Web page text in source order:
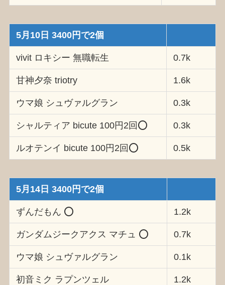
5月10日 3400円で2個
vivit ロキシー 無職転生 0.7k
甘神夕奈 triotry 1.6k
ウマ娘 シュヴァルグラン 0.3k
シャルティア bicute 100円2回⭕️ 0.3k
ルオテンイ bicute 100円2回⭕️ 0.5k
5月14日 3400円で2個
ずんだもん ⭕️ 1.2k
ガンダムジークアクス マチュ ⭕️ 0.7k
ウマ娘 シュヴァルグラン 0.1k
初音ミク ラプンツェル 1.2k